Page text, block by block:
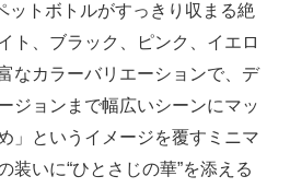
ットボトルがすっきり収まる絶
ト、ブラック、ピンク、イエロ
なカラーバリエーションで、デ
ジョンまで幅広いシーンにマッ
」というイメージを覆すミニマ
装いに“ひとさじの華”を添える